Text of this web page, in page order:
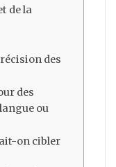
de la
des
des
ou
on cibler